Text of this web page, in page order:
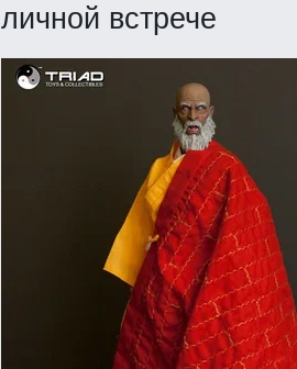
личной встрече